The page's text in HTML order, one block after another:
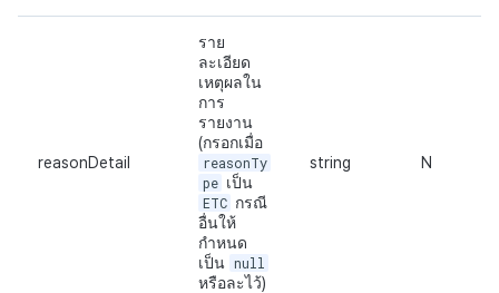
reasonDetail
ราย
ละเอียด
เหตุผลใน
การ
รายงาน
(กรอกเมื่อ
reasonTy
pe เป็น
ETC กรณี
อื่นให้
กำหนด
เป็น null
หรือละไว้)
string N